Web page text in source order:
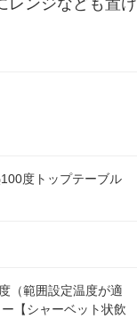
度トップテーブル
（範囲設定温度が適
【シャーベット状飲